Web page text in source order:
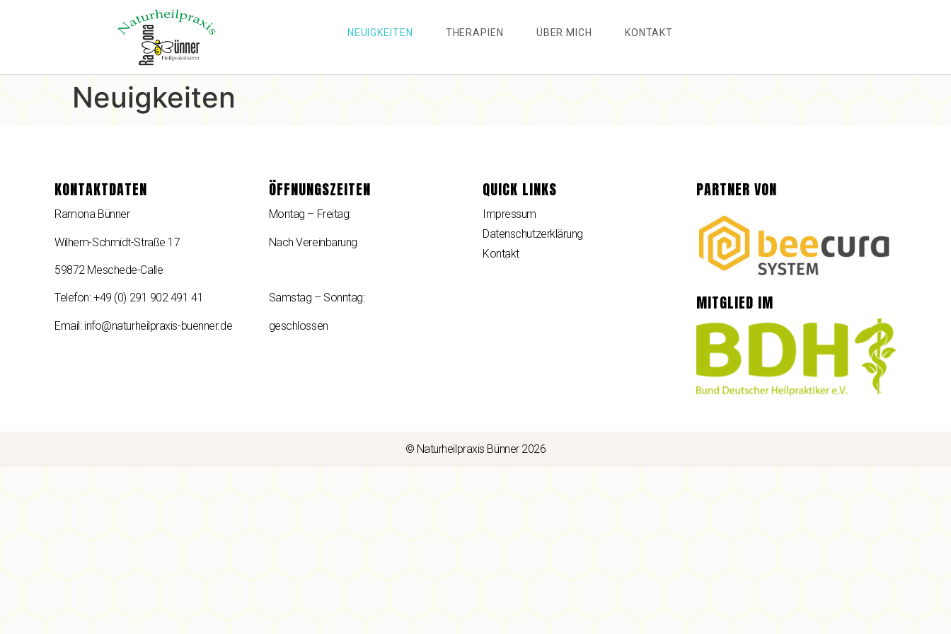
NEUIGKEITEN THERAPIEN ÜBER MICH KONTAKT
Neuigkeiten
KONTAKTDATEN
Ramona Bünner
Wilhem-Schmidt-Straße 17
59872 Meschede-Calle
Telefon: +49 (0) 291 902 491 41
Email: info@naturheilpraxis-buenner.de
ÖFFNUNGSZEITEN
Montag – Freitag:
Nach Vereinbarung
Samstag – Sonntag:
geschlossen
QUICK LINKS
Impressum
Datenschutzerklärung
Kontakt
PARTNER VON
MITGLIED IM
© Naturheilpraxis Bünner 2026